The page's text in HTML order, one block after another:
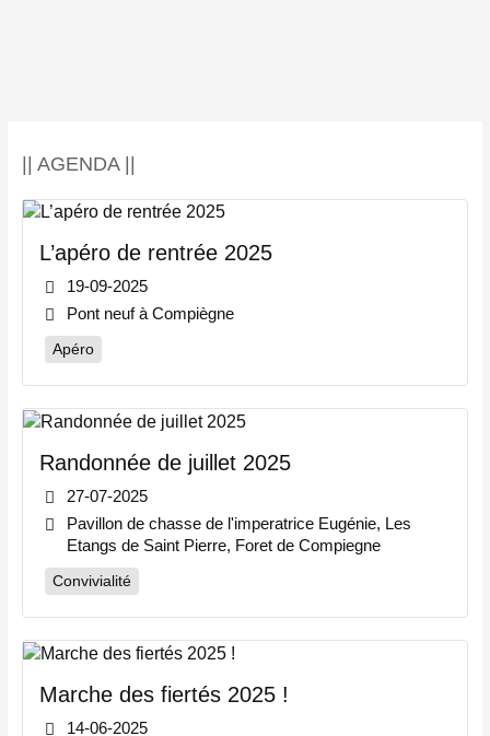
|| AGENDA ||
L’apéro de rentrée 2025
19-09-2025
Pont neuf à Compiègne
Apéro
Randonnée de juillet 2025
27-07-2025
Pavillon de chasse de l'imperatrice Eugénie, Les
Etangs de Saint Pierre, Foret de Compiegne
Convivialité
Marche des fiertés 2025 !
14-06-2025